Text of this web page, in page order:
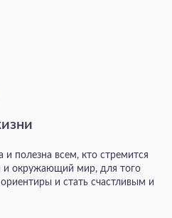
и полезна всем, кто стремится
и окружающий мир, для того
и стать счастливым и